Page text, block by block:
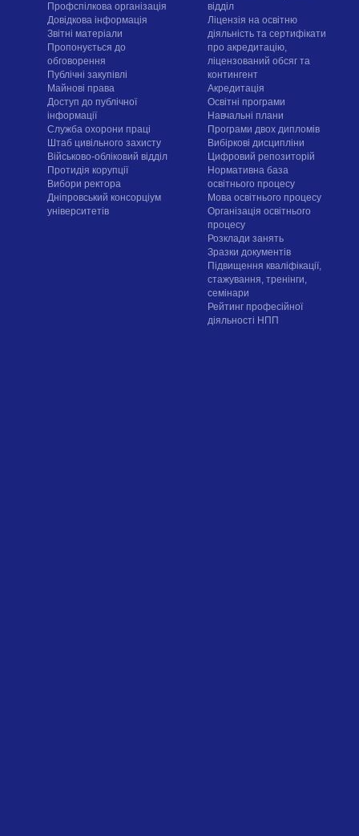
Профспілкова організація
Довідкова інформація
Звітні матеріали
Пропонується до
обговорення
Публічні закупівлі
Майнові права
Доступ до публічної
інформації
Служба охорони праці
Штаб цивільного захисту
Військово-обліковий відділ
Протидія корупції
Вибори ректора
Дніпровський консорціум
університетів
відділ
Ліцензія на освітню
діяльність та сертифікати
про акредитацію,
ліцензований обсяг та
контингент
Акредитація
Освітні програми
Навчальні плани
Програми двох дипломів
Вибіркові дисципліни
Цифровий репозиторій
Нормативна база
освітнього процесу
Мова освітнього процесу
Організація освітнього
процесу
Розклади занять
Зразки документів
Підвищення кваліфікації,
стажування, тренінги,
семінари
Рейтинг професійної
діяльності НПП